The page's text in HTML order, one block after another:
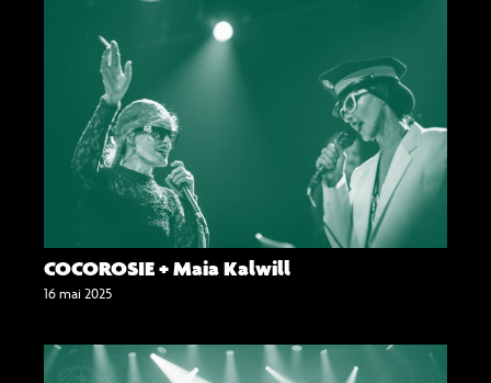
COCOROSIE + Maia Kalwill
16 mai 2025